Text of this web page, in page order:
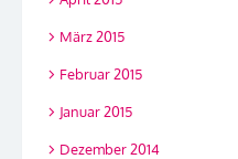
März 2015
Februar 2015
Januar 2015
Dezember 2014